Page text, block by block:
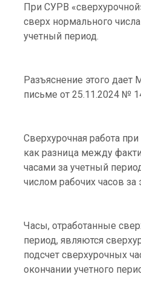
При СУРВ
сверх нормального
учетный период.
Разъяснение этого дает
письме от 25.11.2024 №
Сверхурочная работа
как разница между
часами за учетный
числом рабочих часов за
Часы, отработанные
период, являются
подсчет сверхурочных
окончании учетного